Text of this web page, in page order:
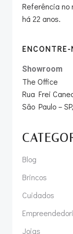
Referência no
há 22 anos.
ENCONTRE-
Showroom
The Office
Rua Frei
São Paulo –
Blog
Brincos
Cuidados
Joias